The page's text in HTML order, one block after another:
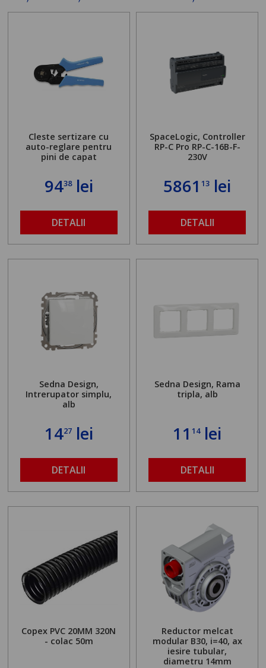
Cleste sertizare cu
auto-reglare pentru
pini de capat
9438lei
DETALII
SpaceLogic, Controller
RP-C Pro RP-C-16B-F-
230V
586113 lei
DETALII
Sedna Design,
Intrerupator simplu,
alb
1427lei
DETALII
Sedna Design, Rama
tripla, alb
1114lei
DETALII
Copex PVC 20MM 320N
- colac 50m
Reductor melcat
modular B30, i=40, ax
iesire tubular,
diametru 14mm